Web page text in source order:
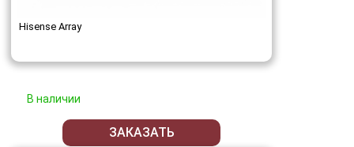
Hisense Array
В наличии
ЗАКАЗАТЬ